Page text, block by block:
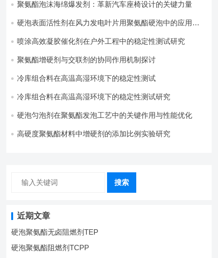
聚氨酯泡沫海绵爆发剂：革新汽车座椅设计的关键力量​
硬泡表面活性剂在风力发电叶片用聚氨酯硬泡中的应用实
喷涂高效凝胶催化剂在户外工程中的稳定性测试研究
聚氨酯增硬剂与交联剂的协同作用机制探讨
冷库组合料在高温高湿环境下的稳定性测试​
冷库组合料在高温高湿环境下的稳定性测试研究
硬泡匀泡剂在聚氨酯发泡工艺中的关键作用与性能优化
高硬度聚氨酯材料中增硬剂的添加比例实验研究
搜索
近期文章
硬泡聚氨酯无卤阻燃剂TEP
硬泡聚氨酯阻燃剂TCPP